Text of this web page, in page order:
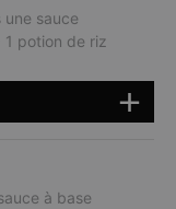
sauce
1 potion de riz
à base